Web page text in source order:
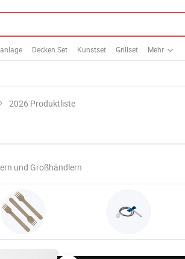
Decken Set Kunstset Grillset Mehr
2026 Produktliste
und Großhändlern